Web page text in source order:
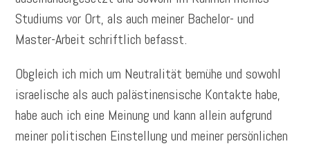
Studiums vor Ort, als auch meiner Bachelor- und
Master-Arbeit schriftlich befasst.
Obgleich ich mich um Neutralität bemühe und sowohl
israelische als auch palästinensische Kontakte habe,
habe auch ich eine Meinung und kann allein aufgrund
meiner politischen Einstellung und meiner persönlichen